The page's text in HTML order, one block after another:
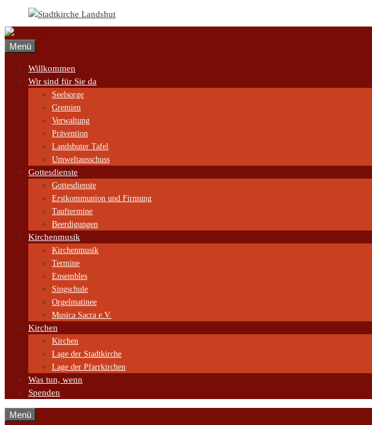
springen
Menü
Willkommen
Wir sind für Sie da
Seelsorge
Gremien
Verwaltung
Prävention
Landshuter Tafel
Umweltausschuss
Gottesdienste
Gottesdienste
Erstkommunion und Firmung
Tauftermine
Beerdigungen
Kirchenmusik
Kirchenmusik
Termine
Ensembles
Singschule
Orgelmatinee
Musica Sacra e.V.
Kirchen
Kirchen
Lage der Stadtkirche
Lage der Pfarrkirchen
Was tun, wenn
Spenden
Menü